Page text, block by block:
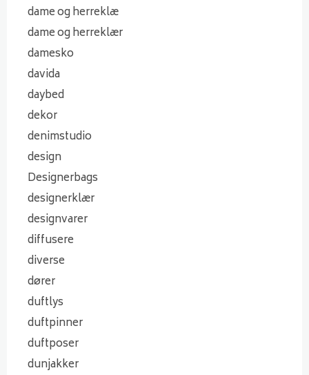
dame og herreklæ
dame og herreklær
damesko
davida
daybed
dekor
denimstudio
design
Designerbags
designerklær
designvarer
diffusere
diverse
dører
duftlys
duftpinner
duftposer
dunjakker